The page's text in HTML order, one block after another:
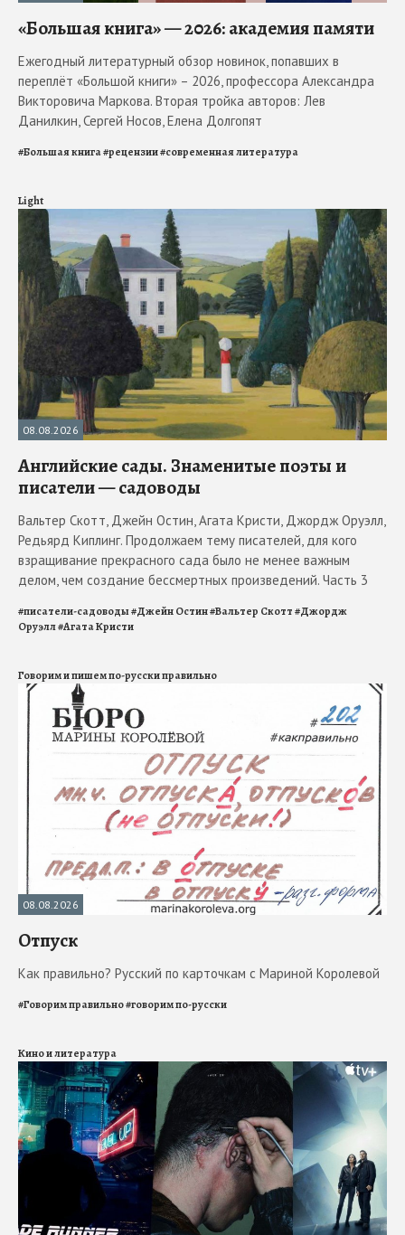
«Большая книга» — 2026: академия памяти
Ежегодный литературный обзор новинок, попавших в
переплёт «Большой книги» – 2026, профессора Александра
Викторовича Маркова. Вторая тройка авторов: Лев
Данилкин, Сергей Носов, Елена Долгопят
#Большая книга#рецензии#современная литература
Light
08.08.2026
Английские сады. Знаменитые поэты и
писатели — садоводы
Вальтер Скотт, Джейн Остин, Агата Кристи, Джордж Оруэлл,
Редьярд Киплинг. Продолжаем тему писателей, для кого
взращивание прекрасного сада было не менее важным
делом, чем создание бессмертных произведений. Часть 3
#писатели-садоводы#Джейн Остин#Вальтер Скотт#Джордж
Оруэлл#Агата Кристи
Говорим и пишем по-русски правильно
08.08.2026
Отпуск
Как правильно? Русский по карточкам с Мариной Королевой
#Говорим правильно#говорим по-русски
Кино и литература